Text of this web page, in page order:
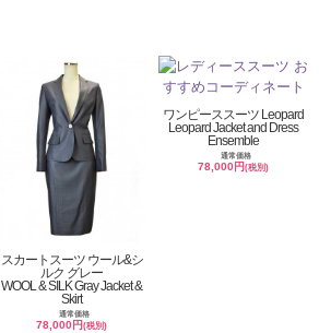
スカートスーツ ウール&シ
ルク グレー
WOOL & SILK Gray Jacket &
Skirt
通常価格
78,000円(税別)
ワンピーススーツ Leopard
Leopard Jacket and Dress
Ensemble
通常価格
78,000円(税別)